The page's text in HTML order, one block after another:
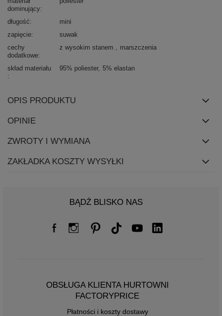
dominujący
długość
mini
zapięcie
suwak
cechy
dodatkowe
z wysokim stanem marszczenia
skład materiału 95% poliester 5% elastan
OPIS PRODUKTU
OPINIE
ZWROTY I WYMIANA
ZAKŁADKA KOSZTY WYSYŁKI
BĄDŹ BLISKO NAS
OBSŁUGA KLIENTA HURTOWNI
FACTORYPRICE
Płatności i koszty dostawy